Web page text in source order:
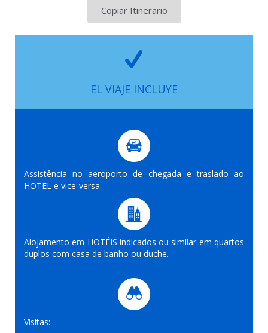
Copiar Itinerario
EL VIAJE INCLUYE
Assistência no aeroporto de chegada e traslado ao
HOTEL e vice-versa.
Alojamento em HOTÉIS indicados ou similar em quartos
duplos com casa de banho ou duche.
Visitas: